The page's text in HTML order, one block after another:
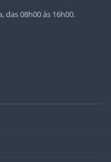
das 08h00 às 16h00.